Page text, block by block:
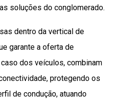
soluções do conglomerado.
dentro da vertical de
garante a oferta de
dos veículos, combinam
protegendo os
de condução, atuando